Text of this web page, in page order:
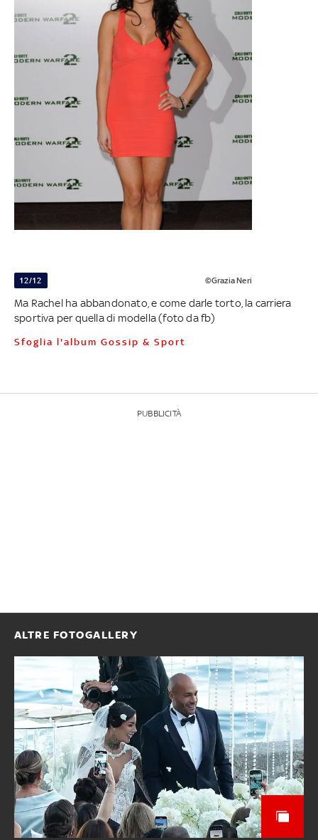
12/12 ©Grazia Neri
Ma Rachel ha abbandonato, e come darle torto, la carriera
sportiva per quella di modella (foto da fb)
Sfoglia l'album Gossip & Sport
PUBBLICITÀ
ALTRE FOTOGALLERY